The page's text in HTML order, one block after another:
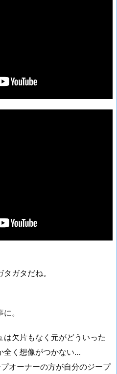
ガタだね。
。
欠片もなく元がどういった
全く想像がつかない…
オーナーの方が自分のジープ